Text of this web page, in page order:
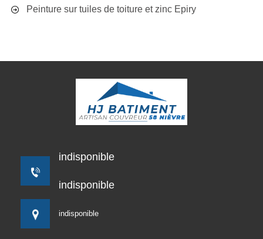
Peinture sur tuiles de toiture et zinc Epiry
indisponible
indisponible
indisponible